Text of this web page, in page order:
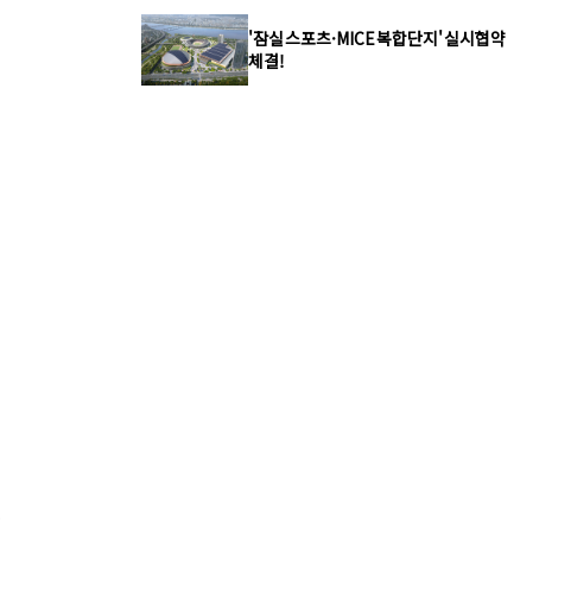
'잠실 스포츠·MICE 복합단지' 실시협약
체결!